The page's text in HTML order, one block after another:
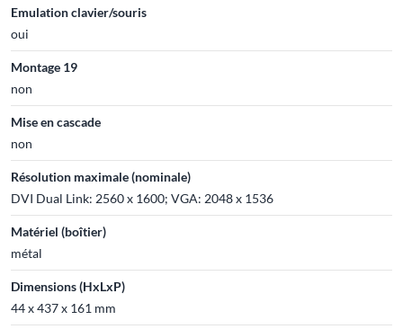
Emulation clavier/souris
oui
Montage 19
non
Mise en cascade
non
Résolution maximale (nominale)
DVI Dual Link: 2560 x 1600; VGA: 2048 x 1536
Matériel (boîtier)
métal
Dimensions (HxLxP)
44 x 437 x 161 mm